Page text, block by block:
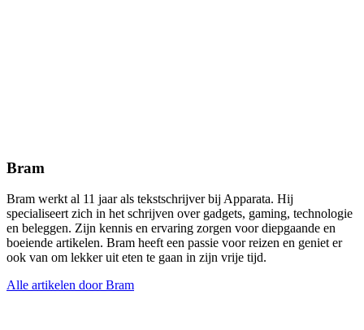
Bram
Bram werkt al 11 jaar als tekstschrijver bij Apparata. Hij
specialiseert zich in het schrijven over gadgets, gaming, technologie
en beleggen. Zijn kennis en ervaring zorgen voor diepgaande en
boeiende artikelen. Bram heeft een passie voor reizen en geniet er
ook van om lekker uit eten te gaan in zijn vrije tijd.
Alle artikelen door Bram